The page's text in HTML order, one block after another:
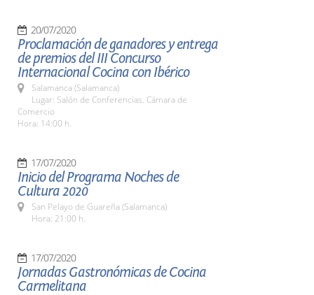
20/07/2020
Proclamación de ganadores y entrega
de premios del III Concurso
Internacional Cocina con Ibérico
Salamanca (Salamanca)
Lugar: Salón de Conferencias. Cámara de
Comercio
Hora: 14:00 h.
17/07/2020
Inicio del Programa Noches de
Cultura 2020
San Pelayo de Guareña (Salamanca)
Hora: 21:00 h.
17/07/2020
Jornadas Gastronómicas de Cocina
Carmelitana